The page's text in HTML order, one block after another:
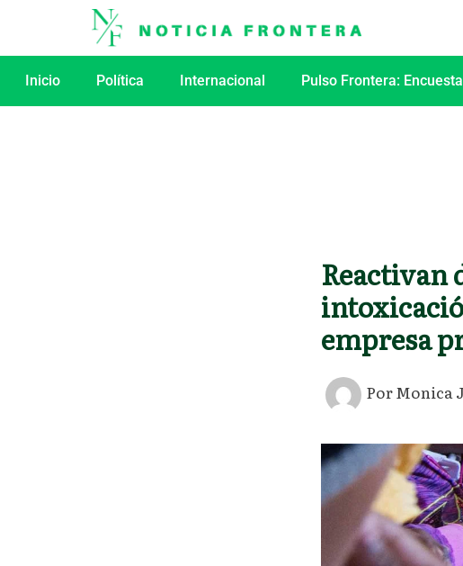
contenido
Inicio Política Internacional Pulso Frontera:
Reactivan
empresa
PorMonica